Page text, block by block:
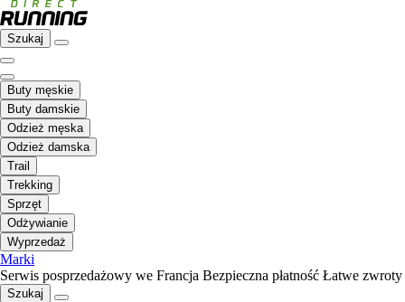
Szukaj
Buty męskie
Buty damskie
Odzież męska
Odzież damska
Trail
Trekking
Sprzęt
Odżywianie
Wyprzedaż
Marki
Serwis posprzedażowy we Francja Bezpieczna płatność Łatwe zwroty
Szukaj